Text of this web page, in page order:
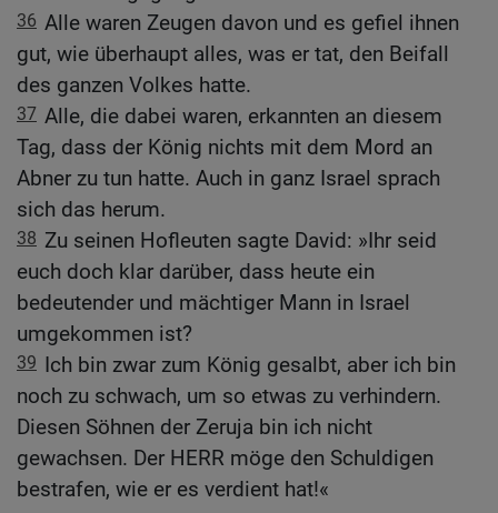
36 Alle waren Zeugen davon und es gefiel ihnen
gut, wie überhaupt alles, was er tat, den Beifall
des ganzen Volkes hatte.
37 Alle, die dabei waren, erkannten an diesem
Tag, dass der König nichts mit dem Mord an
Abner zu tun hatte. Auch in ganz Israel sprach
sich das herum.
38 Zu seinen Hofleuten sagte David: »Ihr seid
euch doch klar darüber, dass heute ein
bedeutender und mächtiger Mann in Israel
umgekommen ist?
39 Ich bin zwar zum König gesalbt, aber ich bin
noch zu schwach, um so etwas zu verhindern.
Diesen Söhnen der Zeruja bin ich nicht
gewachsen. Der HERR möge den Schuldigen
bestrafen, wie er es verdient hat!«